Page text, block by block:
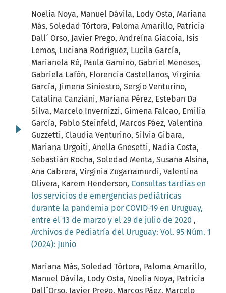
Noelia Noya, Manuel Dávila, Lody Osta, Mariana
Más, Soledad Tórtora, Paloma Amarillo, Patricia
Dall´ Orso, Javier Prego, Andreína Giacoia, Isis
Lemos, Luciana Rodríguez, Lucila García,
Marianela Ré, Paula Gamino, Gabriel Meneses,
Gabriela Lafón, Florencia Castellanos, Virginia
García, Jimena Siniestro, Sergio Venturino,
Catalina Canziani, Mariana Pérez, Esteban Da
Silva, Marcelo Invernizzi, Gimena Falcao, Emilia
García, Pablo Steinfeld, Marcos Páez, Valentina
Guzzetti, Claudia Venturino, Silvia Gibara,
Mariana Urgoiti, Anella Gnesetti, Nadia Costa,
Sebastián Rocha, Soledad Menta, Susana Alsina,
Ana Cabrera, Virginia Zugarramurdi, Valentina
Olivera, Karem Henderson, Consultas tardías en
los servicios de emergencias pediátricas
durante la pandemia por COVID-19 en Uruguay,
entre el 13 de marzo y el 29 de julio de 2020 ,
Archivos de Pediatría del Uruguay: Vol. 95 Núm. 1
(2024): Junio
Mariana Más, Soledad Tórtora, Paloma Amarillo,
Manuel Dávila, Lody Osta, Noelia Noya, Patricia
Dall´Orso, Javier Prego, Marcos Páez, Marcelo